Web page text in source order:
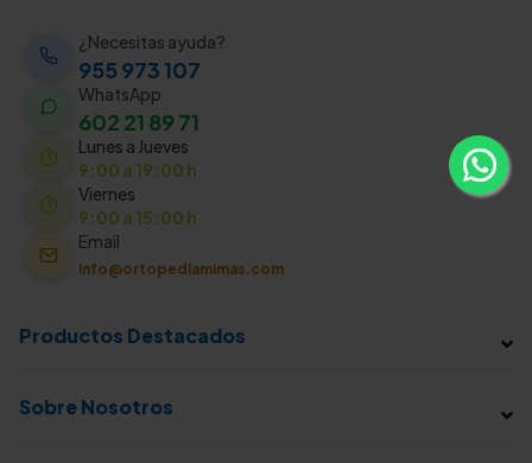
¿Necesitas ayuda?
955 973 107
WhatsApp
602 21 89 71
Lunes a Jueves
9:00 a 19:00 h
Viernes
9:00 a 15:00 h
Email
info@ortopediamimas.com
Productos Destacados
Sobre Nosotros